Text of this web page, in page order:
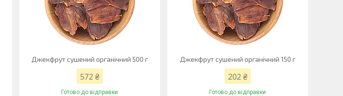
Джекфрут сушений органічний 500 г
572 ₴
Готово до відправки
Джекфрут сушений органічний 150 г
202 ₴
Готово до відправки